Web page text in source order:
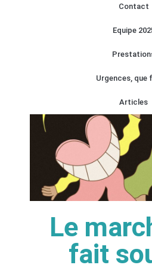
Contact
Equipe
Urgences, que
Articles
Le
fait